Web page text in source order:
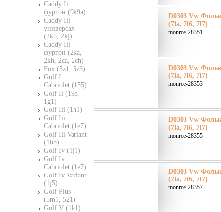
Caddy Ii
фургон (9k9a)
Caddy Iii
универсал
(2kb, 2kj)
Caddy Iii
фургон (2ka,
2kh, 2ca, 2ch)
Fox (5z1, 5z3)
Golf I
Cabriolet (155)
Golf Ii (19e,
1g1)
Golf Iii (1h1)
Golf Iii
Cabriolet (1e7)
Golf Iii Variant
(1h5)
Golf Iv (1j1)
Golf Iv
Cabriolet (1e7)
Golf Iv Variant
(1j5)
Golf Plus
(5m1, 521)
Golf V (1k1)
D0303 Vw
(7la, 7l6, 7l7)
monroe-28351
D0303 Vw
(7la, 7l6, 7l7)
monroe-28353
D0303 Vw
(7la, 7l6, 7l7)
monroe-28355
D0303 Vw
(7la, 7l6, 7l7)
monroe-28357